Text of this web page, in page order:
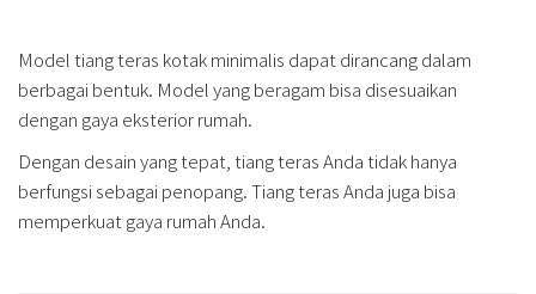
Model tiang teras kotak minimalis dapat dirancang dalam
berbagai bentuk. Model yang beragam bisa disesuaikan
dengan gaya eksterior rumah.
Dengan desain yang tepat, tiang teras Anda tidak hanya
berfungsi sebagai penopang. Tiang teras Anda juga bisa
memperkuat gaya rumah Anda.